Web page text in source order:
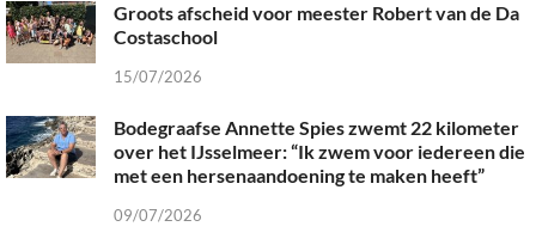
Groots afscheid voor meester Robert van de Da
Costaschool
15/07/2026
Bodegraafse Annette Spies zwemt 22 kilometer
over het IJsselmeer: “Ik zwem voor iedereen die
met een hersenaandoening te maken heeft”
09/07/2026